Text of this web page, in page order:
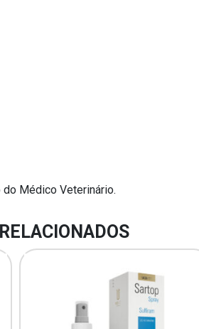
Médico Veterinário.